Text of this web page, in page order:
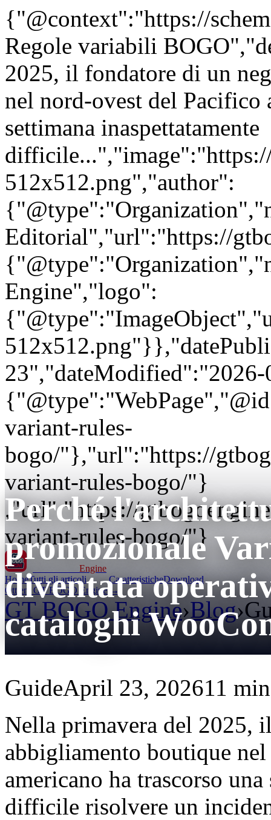
{"@context":"https://
Regole variabili
2025, il fondatore di un
nel nord-ovest del Pacifico
settimana inaspettatamente
512x512.png","author":
Editorial","url":"https://
Engine","logo":
variant-rules-
bogo/"},"url":"https://
variant-rules-bogo/"}
,"url":"https://
variant-rules-bogo/"}
Engine
HomeTutti gli articoli CaratteristicheDownload
Ottieni GT BOGO Engine →
GT BOGO Engine›Blog›
Perché
promozionale
diventata
cataloghi
GuideApril 23, 202611
Nella primavera del 2025,
abbigliamento boutique
americano ha trascorso
difficile risolvere un